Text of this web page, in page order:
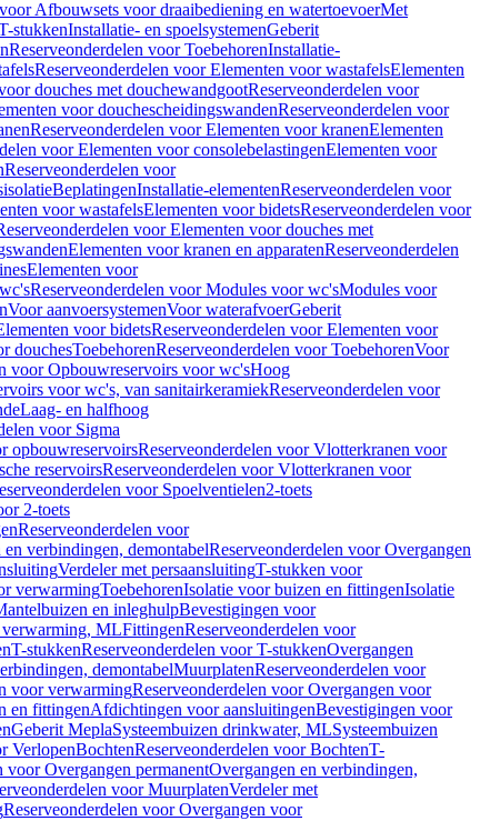
Afbouwsets voor draaibediening en watertoevoerMet
stukkenInstallatie- en spoelsystemenGeberit
Reserveonderdelen voor ToebehorenInstallatie-
Reserveonderdelen voor Elementen voor wastafelsElementen
douches met douchewandgootReserveonderdelen voor
voor douchescheidingswandenReserveonderdelen voor
Reserveonderdelen voor Elementen voor kranenElementen
voor Elementen voor consolebelastingenElementen voor
Reserveonderdelen voor
BeplatingenInstallatie-elementenReserveonderdelen voor
voor wastafelsElementen voor bidetsReserveonderdelen voor
voor Elementen voor douches met
Elementen voor kranen en apparatenReserveonderdelen
Elementen voor
Reserveonderdelen voor Modules voor wc'sModules voor
Voor aanvoersystemenVoor waterafvoerGeberit
voor bidetsReserveonderdelen voor Elementen voor
douchesToebehorenReserveonderdelen voor ToebehorenVoor
voor Opbouwreservoirs voor wc'sHoog
voor wc's, van sanitairkeramiekReserveonderdelen voor
Laag- en halfhoog
voor Sigma
opbouwreservoirsReserveonderdelen voor Vlotterkranen voor
reservoirsReserveonderdelen voor Vlotterkranen voor
voor Spoelventielen2-toets
2-toets
Reserveonderdelen voor
en verbindingen, demontabelReserveonderdelen voor Overgangen
Verdeler met persaansluitingT-stukken voor
verwarmingToebehorenIsolatie voor buizen en fittingenIsolatie
en inleghulpBevestigingen voor
verwarming, MLFittingenReserveonderdelen voor
T-stukkenReserveonderdelen voor T-stukkenOvergangen
demontabelMuurplatenReserveonderdelen voor
voor verwarmingReserveonderdelen voor Overgangen voor
en fittingenAfdichtingen voor aansluitingenBevestigingen voor
Geberit MeplaSysteembuizen drinkwater, MLSysteembuizen
VerlopenBochtenReserveonderdelen voor BochtenT-
voor Overgangen permanentOvergangen en verbindingen,
voor MuurplatenVerdeler met
Reserveonderdelen voor Overgangen voor